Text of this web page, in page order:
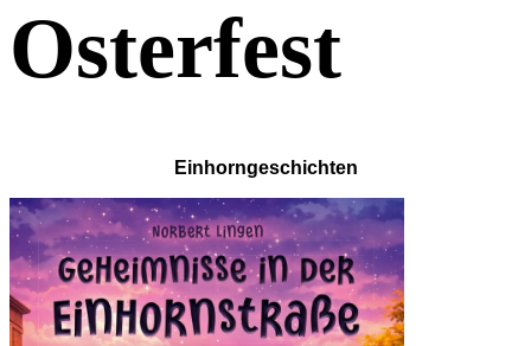
Osterfest
Einhorngeschichten